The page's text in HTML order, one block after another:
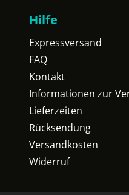
Hilfe
Expressversand
FAQ
Kontakt
Informationen zur
Lieferzeiten
Rücksendung
Versandkosten
Widerruf